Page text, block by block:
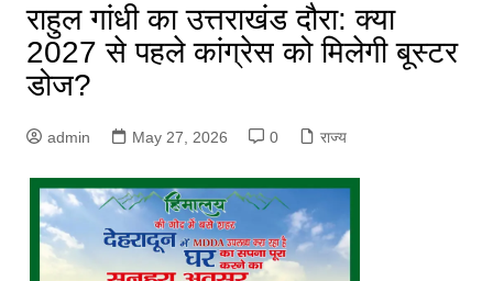
राहुल गांधी का उत्तराखंड दौरा: क्या
2027 से पहले कांग्रेस को मिलेगी बूस्टर
डोज?
admin May 27, 2026 0 राज्य